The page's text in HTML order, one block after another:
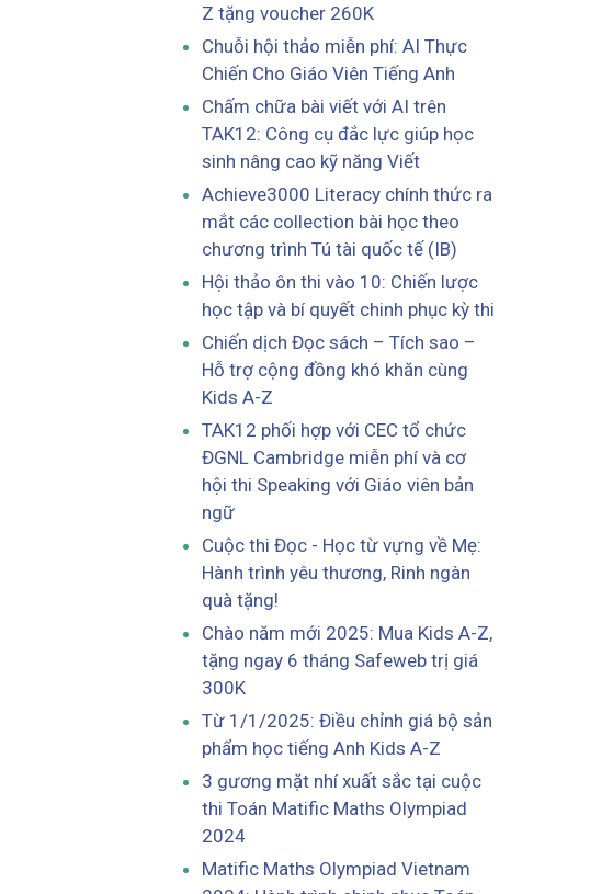
Z tặng voucher 260K
Chuỗi hội thảo miễn phí: AI Thực
Chiến Cho Giáo Viên Tiếng Anh
Chấm chữa bài viết với AI trên
TAK12: Công cụ đắc lực giúp học
sinh nâng cao kỹ năng Viết
Achieve3000 Literacy chính thức ra
mắt các collection bài học theo
chương trình Tú tài quốc tế (IB)
Hội thảo ôn thi vào 10: Chiến lược
học tập và bí quyết chinh phục kỳ thi
Chiến dịch Đọc sách – Tích sao –
Hỗ trợ cộng đồng khó khăn cùng
Kids A-Z
TAK12 phối hợp với CEC tổ chức
ĐGNL Cambridge miễn phí và cơ
hội thi Speaking với Giáo viên bản
ngữ
Cuộc thi Đọc - Học từ vựng về Mẹ:
Hành trình yêu thương, Rinh ngàn
quà tặng!
Chào năm mới 2025: Mua Kids A-Z,
tặng ngay 6 tháng Safeweb trị giá
300K
Từ 1/1/2025: Điều chỉnh giá bộ sản
phẩm học tiếng Anh Kids A-Z
3 gương mặt nhí xuất sắc tại cuộc
thi Toán Matific Maths Olympiad
2024
Matific Maths Olympiad Vietnam